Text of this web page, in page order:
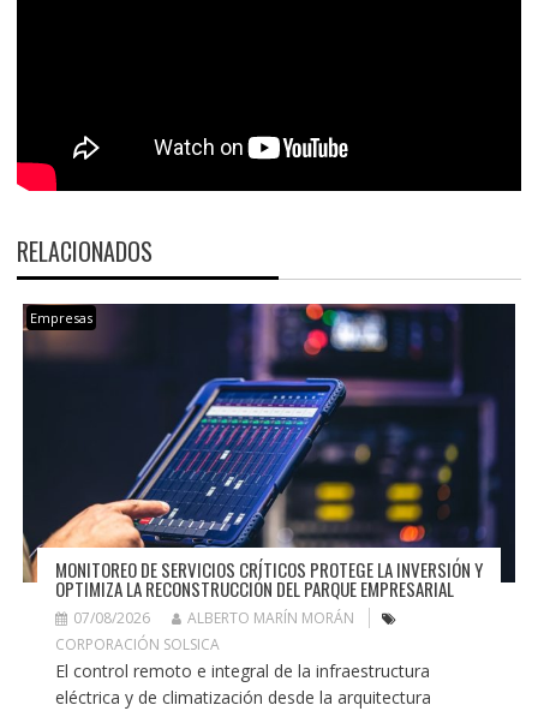
RELACIONADOS
Empresas
MONITOREO DE SERVICIOS CRÍTICOS PROTEGE LA INVERSIÓN Y
OPTIMIZA LA RECONSTRUCCIÓN DEL PARQUE EMPRESARIAL
07/08/2026
ALBERTO MARÍN MORÁN
CORPORACIÓN SOLSICA
El control remoto e integral de la infraestructura
eléctrica y de climatización desde la arquitectura